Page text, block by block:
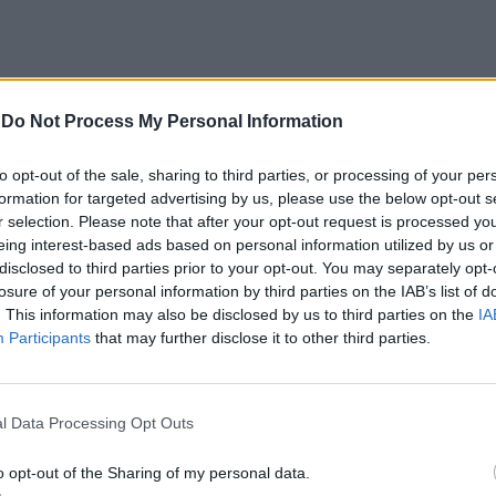
Do Not Process My Personal Information
opt-out of the sale, sharing to third parties, or processing of your
for targeted advertising by us, please use the below opt-out
selection. Please note that after your opt-out request is processed
interest-based ads based on personal information utilized by us
to third parties prior to your opt-out. You may separately
of your personal information by third parties on the IAB’s list of
This information may also be disclosed by us to third parties on the
Participants that may further disclose it to other third parties.
Data Processing Opt Outs
opt-out of the Sharing of my personal data.
presidente da CCDR Alentejo com a pasta da
também esse simbolismo que gostávamos
paralela à representação do Alentejo na Expo de
visibilidade à riqueza patrimonial da região:
Estabelecemos laços que não foram apenas
Estes documentos representam isso
histórico único».
foram encontrados no século XX dentro de